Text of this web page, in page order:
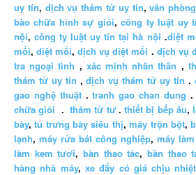
uy tín, dịch vụ thám tử uy tín,văn
bào chữa hình sự giỏi,công ty luật uy
nội,công ty luật uy tín tại hà nội .diệt
mối,diệt mối,dịch vụ diệt mối . dịch vụ
tra ngoại tình , xác minh nhân thân ,
thám tử uy tín ,dịch vụ thám tử uy tín .
gao nghệ thuật.tranh gao chan dung .
chữa giỏi .thám tử tư.thiết bị bếp âu,
bày,tủ trưng bày siêu thị,máy trộn bột,
lạnh, máy rửa bát công nghiệp, máy
làm kem tươi,bàn thao tác,bàn thao
hàng nhà máy, xe đẩy có giá chịu nhiệt